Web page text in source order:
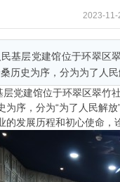
2023-
基层党建馆位于环翠区
历史为序，分为为了人
层党建馆位于环翠区翠竹
为序，分为“为了人民解
的发展历程和初心使命，